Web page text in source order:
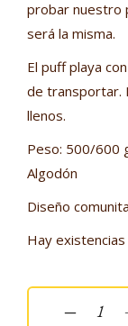
probar nuestro
será la misma.
El puff playa
de transportar.
llenos.
Peso: 500/
Algodón
Diseño
Hay existencias
Puff de
‒